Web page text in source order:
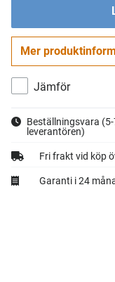
Mer
Jämför
Beställningsvara
leverantören)
Fri frakt vid köp
Garanti i 24